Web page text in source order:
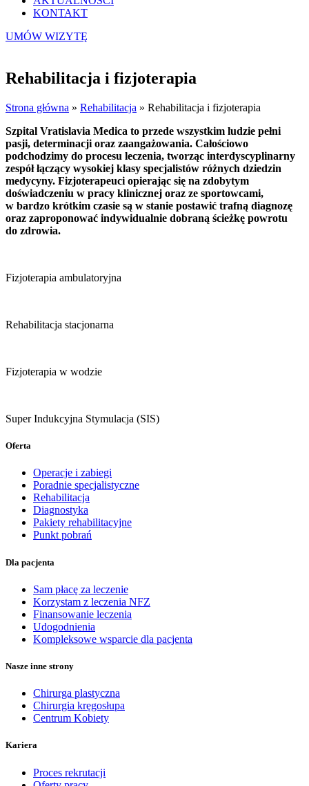
KONTAKT
UMÓW WIZYTĘ
Rehabilitacja i fizjoterapia
Strona główna » Rehabilitacja » Rehabilitacja i fizjoterapia
Szpital Vratislavia Medica to przede wszystkim ludzie pełni
pasji, determinacji oraz zaangażowania. Całościowo
podchodzimy do procesu leczenia, tworząc interdyscyplinarny
zespół łączący wysokiej klasy specjalistów różnych dziedzin
medycyny. Fizjoterapeuci opierając się na zdobytym
doświadczeniu w pracy klinicznej oraz ze sportowcami,
w bardzo krótkim czasie są w stanie postawić trafną diagnozę
oraz zaproponować indywidualnie dobraną ścieżkę powrotu
do zdrowia.
Fizjoterapia ambulatoryjna
Rehabilitacja stacjonarna
Fizjoterapia w wodzie
Super Indukcyjna Stymulacja (SIS)
Oferta
Operacje i zabiegi
Poradnie specjalistyczne
Rehabilitacja
Diagnostyka
Pakiety rehabilitacyjne
Punkt pobrań
Dla pacjenta
Sam płacę za leczenie
Korzystam z leczenia NFZ
Finansowanie leczenia
Udogodnienia
Kompleksowe wsparcie dla pacjenta
Nasze inne strony
Chirurga plastyczna
Chirurgia kręgosłupa
Centrum Kobiety
Kariera
Proces rekrutacji